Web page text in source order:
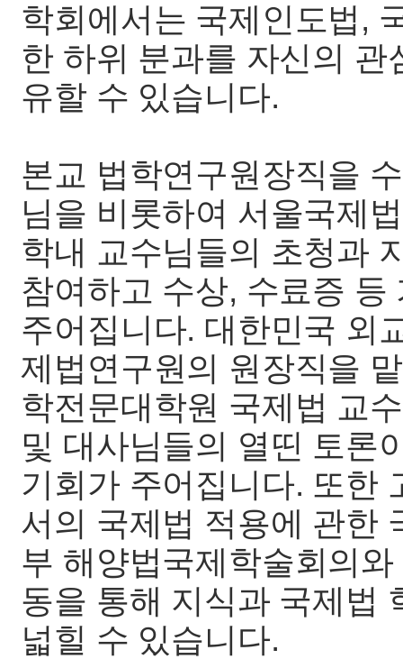
학회에서는 국제인도법,
한 하위 분과를 자신의
유할 수 있습니다.
본교 법학연구원장직을
님을 비롯하여 서울국제
학내 교수님들의 초청과
참여하고 수상, 수료증
주어집니다. 대한민국 외
제법연구원의 원장직을
학전문대학원 국제법 교
및 대사님들의 열띤 토론
기회가 주어집니다. 또한
서의 국제법 적용에 관한
부 해양법국제학술회의
동을 통해 지식과 국제법
넓힐 수 있습니다.